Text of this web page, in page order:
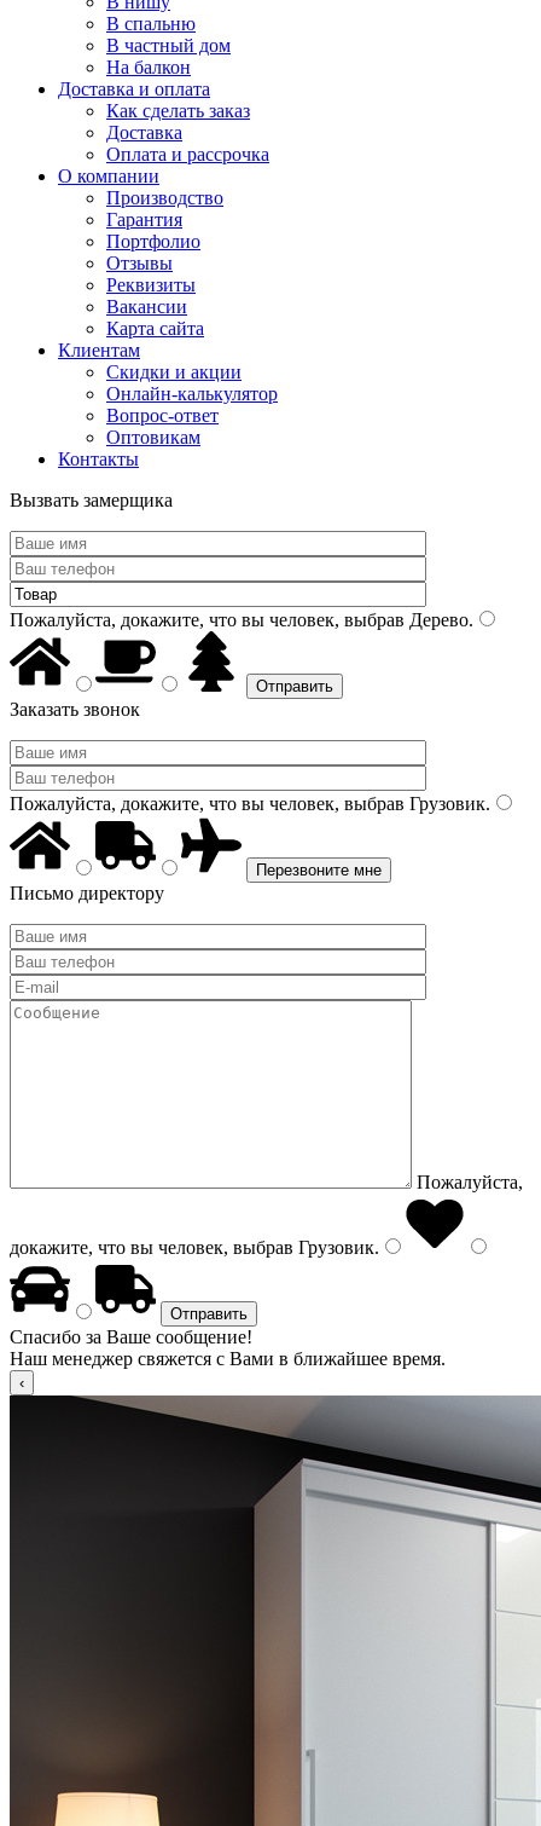
В спальню
В частный дом
На балкон
Доставка и оплата
Как сделать заказ
Доставка
Оплата и рассрочка
О компании
Производство
Гарантия
Портфолио
Отзывы
Реквизиты
Вакансии
Карта сайта
Клиентам
Скидки и акции
Онлайн-калькулятор
Вопрос-ответ
Оптовикам
Контакты
Вызвать замерщика
Пожалуйста, докажите, что вы человек, выбрав Дерево.
Заказать звонок
Пожалуйста, докажите, что вы человек, выбрав Грузовик.
Письмо директору
Пожалуйста,
докажите, что вы человек, выбрав Грузовик.
Спасибо за Ваше сообщение!
Наш менеджер свяжется с Вами в ближайшее время.